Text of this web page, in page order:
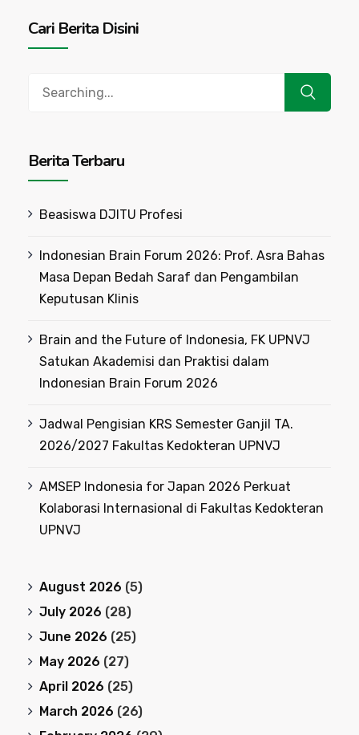
Cari Berita Disini
Berita Terbaru
Beasiswa DJITU Profesi
Indonesian Brain Forum 2026: Prof. Asra Bahas
Masa Depan Bedah Saraf dan Pengambilan
Keputusan Klinis
Brain and the Future of Indonesia, FK UPNVJ
Satukan Akademisi dan Praktisi dalam
Indonesian Brain Forum 2026
Jadwal Pengisian KRS Semester Ganjil TA.
2026/2027 Fakultas Kedokteran UPNVJ
AMSEP Indonesia for Japan 2026 Perkuat
Kolaborasi Internasional di Fakultas Kedokteran
UPNVJ
August 2026 (5)
July 2026 (28)
June 2026 (25)
May 2026 (27)
April 2026 (25)
March 2026 (26)